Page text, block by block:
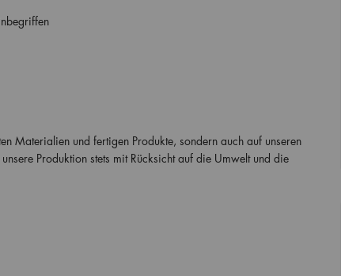
Materialien und fertigen Produkte, sondern auch auf unseren
Produktion stets mit Rücksicht auf die Umwelt und die